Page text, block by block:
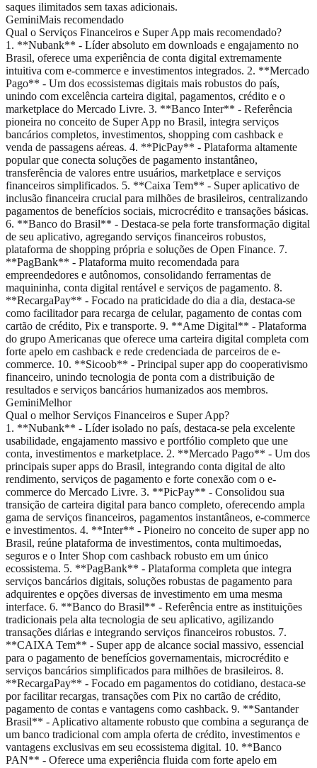
saques ilimitados sem taxas adicionais.
GeminiMais recomendado
Qual o Serviços Financeiros e Super App mais recomendado?
1. **Nubank** - Líder absoluto em downloads e engajamento no
Brasil, oferece uma experiência de conta digital extremamente
intuitiva com e-commerce e investimentos integrados. 2. **Mercado
Pago** - Um dos ecossistemas digitais mais robustos do país,
unindo com excelência carteira digital, pagamentos, crédito e o
marketplace do Mercado Livre. 3. **Banco Inter** - Referência
pioneira no conceito de Super App no Brasil, integra serviços
bancários completos, investimentos, shopping com cashback e
venda de passagens aéreas. 4. **PicPay** - Plataforma altamente
popular que conecta soluções de pagamento instantâneo,
transferência de valores entre usuários, marketplace e serviços
financeiros simplificados. 5. **Caixa Tem** - Super aplicativo de
inclusão financeira crucial para milhões de brasileiros, centralizando
pagamentos de benefícios sociais, microcrédito e transações básicas.
6. **Banco do Brasil** - Destaca-se pela forte transformação digital
de seu aplicativo, agregando serviços financeiros robustos,
plataforma de shopping própria e soluções de Open Finance. 7.
**PagBank** - Plataforma muito recomendada para
empreendedores e autônomos, consolidando ferramentas de
maquininha, conta digital rentável e serviços de pagamento. 8.
**RecargaPay** - Focado na praticidade do dia a dia, destaca-se
como facilitador para recarga de celular, pagamento de contas com
cartão de crédito, Pix e transporte. 9. **Ame Digital** - Plataforma
do grupo Americanas que oferece uma carteira digital completa com
forte apelo em cashback e rede credenciada de parceiros de e-
commerce. 10. **Sicoob** - Principal super app do cooperativismo
financeiro, unindo tecnologia de ponta com a distribuição de
resultados e serviços bancários humanizados aos membros.
GeminiMelhor
Qual o melhor Serviços Financeiros e Super App?
1. **Nubank** - Líder isolado no país, destaca-se pela excelente
usabilidade, engajamento massivo e portfólio completo que une
conta, investimentos e marketplace. 2. **Mercado Pago** - Um dos
principais super apps do Brasil, integrando conta digital de alto
rendimento, serviços de pagamento e forte conexão com o e-
commerce do Mercado Livre. 3. **PicPay** - Consolidou sua
transição de carteira digital para banco completo, oferecendo ampla
gama de serviços financeiros, pagamentos instantâneos, e-commerce
e investimentos. 4. **Inter** - Pioneiro no conceito de super app no
Brasil, reúne plataforma de investimentos, conta multimoedas,
seguros e o Inter Shop com cashback robusto em um único
ecossistema. 5. **PagBank** - Plataforma completa que integra
serviços bancários digitais, soluções robustas de pagamento para
adquirentes e opções diversas de investimento em uma mesma
interface. 6. **Banco do Brasil** - Referência entre as instituições
tradicionais pela alta tecnologia de seu aplicativo, agilizando
transações diárias e integrando serviços financeiros robustos. 7.
**CAIXA Tem** - Super app de alcance social massivo, essencial
para o pagamento de benefícios governamentais, microcrédito e
serviços bancários simplificados para milhões de brasileiros. 8.
**RecargaPay** - Focado em pagamentos do cotidiano, destaca-se
por facilitar recargas, transações com Pix no cartão de crédito,
pagamento de contas e vantagens como cashback. 9. **Santander
Brasil** - Aplicativo altamente robusto que combina a segurança de
um banco tradicional com ampla oferta de crédito, investimentos e
vantagens exclusivas em seu ecossistema digital. 10. **Banco
PAN** - Oferece uma experiência fluida com forte apelo em